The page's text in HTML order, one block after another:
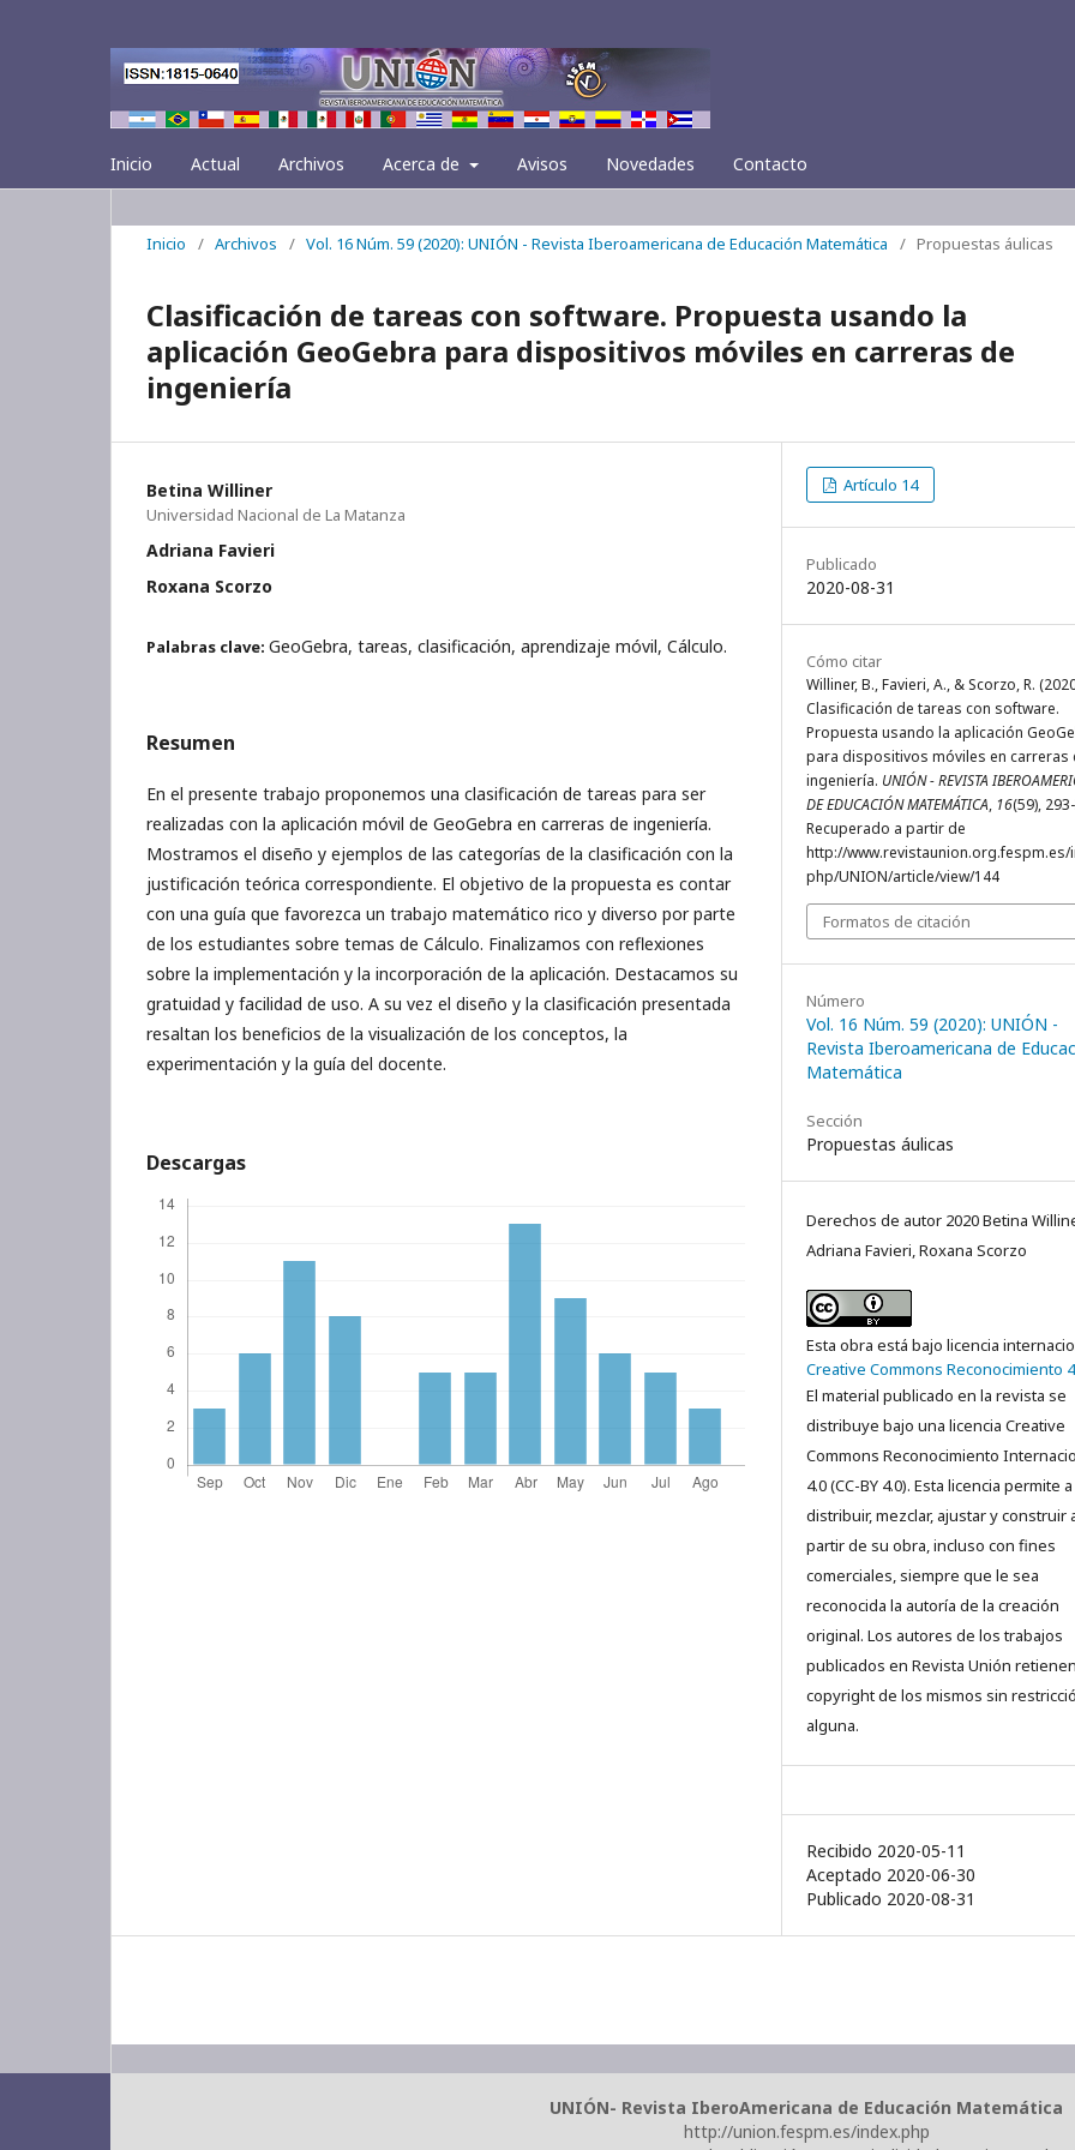
Inicio Actual Archivos Acerca de Avisos Novedades Contacto
Inicio / Archivos / Vol. 16 Núm. 59 (2020): UNIÓN - Revista Iberoamericana de Educación Matemática / Propuestas áulicas
Clasificación de tareas con software. Propuesta usando la
aplicación GeoGebra para dispositivos móviles en carreras de
ingeniería
Betina Williner
Universidad Nacional de La Matanza
Adriana Favieri
Roxana Scorzo
Palabras clave: GeoGebra, tareas, clasificación, aprendizaje móvil, Cálculo.
Resumen
En el presente trabajo proponemos una clasificación de tareas para ser
realizadas con la aplicación móvil de GeoGebra en carreras de ingeniería.
Mostramos el diseño y ejemplos de las categorías de la clasificación con la
justificación teórica correspondiente. El objetivo de la propuesta es contar
con una guía que favorezca un trabajo matemático rico y diverso por parte
de los estudiantes sobre temas de Cálculo. Finalizamos con reflexiones
sobre la implementación y la incorporación de la aplicación. Destacamos su
gratuidad y facilidad de uso. A su vez el diseño y la clasificación presentada
resaltan los beneficios de la visualización de los conceptos, la
experimentación y la guía del docente.
Descargas
Artículo 14
Publicado
2020-08-31
Cómo citar
Williner, B., Favieri, A., & Scorzo, R.
Clasificación de tareas con software.
Propuesta usando la aplicación
para dispositivos móviles en carreras
ingeniería. UNIÓN - REVISTA
DE EDUCACIÓN MATEMÁTICA, 16(59),
Recuperado a partir de
http://www.revistaunion.org.fespm.es/
php/UNION/article/view/144
Formatos de citación
Número
Vol. 16 Núm. 59 (2020): UNIÓN -
Revista Iberoamericana de
Matemática
Sección
Propuestas áulicas
Derechos de autor 2020 Betina
Adriana Favieri, Roxana Scorzo
Esta obra está bajo licencia
Creative Commons Reconocimiento
El material publicado en la revista se
distribuye bajo una licencia Creative
Commons Reconocimiento
4.0 (CC-BY 4.0). Esta licencia permite
distribuir, mezclar, ajustar y construir
partir de su obra, incluso con fines
comerciales, siempre que le sea
reconocida la autoría de la creación
original. Los autores de los trabajos
publicados en Revista Unión
copyright de los mismos sin
alguna.
Recibido 2020-05-11
Aceptado 2020-06-30
Publicado 2020-08-31
UNIÓN- Revista IberoAmericana de Educación Matemática
http://union.fespm.es/index.php